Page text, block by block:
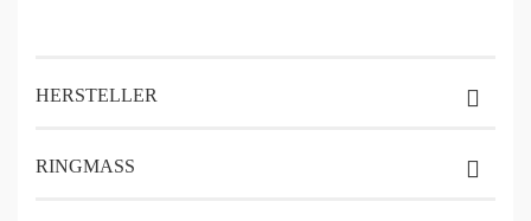
HERSTELLER
RINGMASS